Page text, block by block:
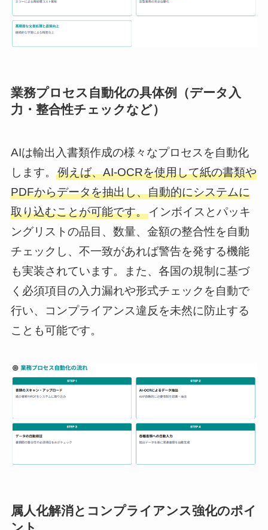
業務プロセス自動化の具体例（データ入
力・整合性チェックなど）
AIは輸出入書類作成の様々なプロセスを自動化
します。 例えば、AI-OCRを使用して紙の書類や
PDFからデータを抽出し、自動的にシステムに
取り込むことが可能です。インボイスとパッキ
ングリストの品目、数量、金額の整合性を自動
チェックし、不一致があれば警告を発する機能
も実装されています。また、各国の規制に基づ
く必須項目の入力漏れや形式チェックを自動で
行い、コンプライアンス違反を未然に防止する
ことも可能です。
属人化解消とコンプライアンス強化のポイ